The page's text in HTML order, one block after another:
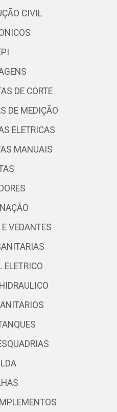
CIVIL
DE CORTE
DE MEDIÇÃO
ELETRICAS
MANUAIS
VEDANTES
ELETRICO